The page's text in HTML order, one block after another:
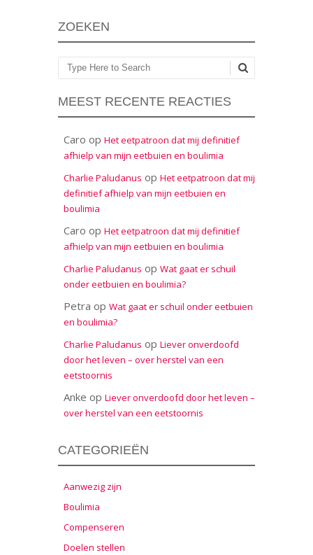
ZOEKEN
Zoeken
MEEST RECENTE REACTIES
Caro op Het eetpatroon dat mij definitief
afhielp van mijn eetbuien en boulimia
Charlie Paludanus op Het eetpatroon dat mij
definitief afhielp van mijn eetbuien en
boulimia
Caro op Het eetpatroon dat mij definitief
afhielp van mijn eetbuien en boulimia
Charlie Paludanus op Wat gaat er schuil
onder eetbuien en boulimia?
Petra op Wat gaat er schuil onder eetbuien
en boulimia?
Charlie Paludanus op Liever onverdoofd
door het leven – over herstel van een
eetstoornis
Anke op Liever onverdoofd door het leven –
over herstel van een eetstoornis
CATEGORIEËN
Aanwezig zijn
Boulimia
Compenseren
Doelen stellen